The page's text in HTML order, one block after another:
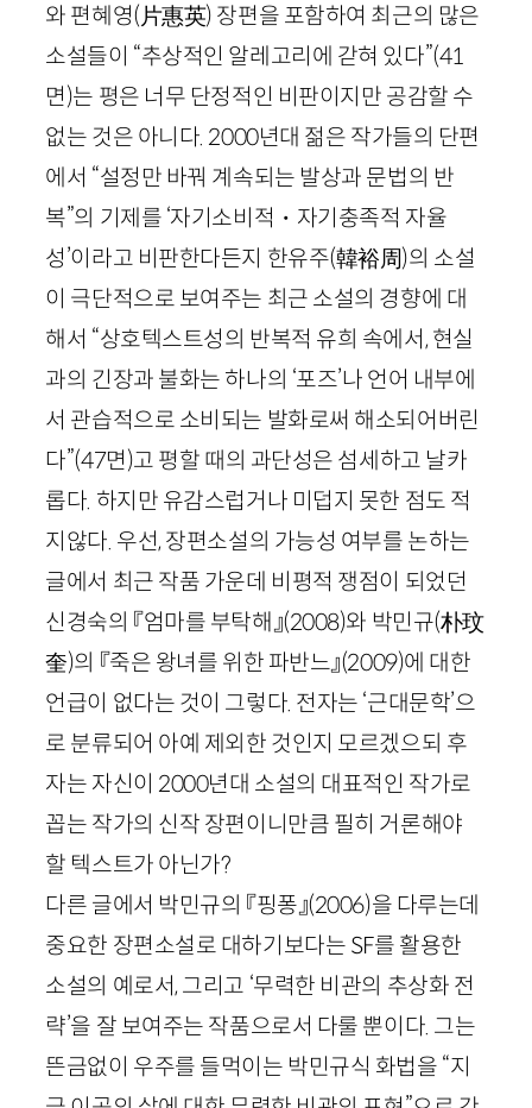
와 편혜영(片惠英) 장편을 포함하여 최근의 많은
소설들이 “추상적인 알레고리에 갇혀 있다”(41
면)는 평은 너무 단정적인 비판이지만 공감할 수
없는 것은 아니다. 2000년대 젊은 작가들의 단편
에서 “설정만 바꿔 계속되는 발상과 문법의 반
복”의 기제를 ‘자기소비적・자기충족적 자율
성’이라고 비판한다든지 한유주(韓裕周)의 소설
이 극단적으로 보여주는 최근 소설의 경향에 대
해서 “상호텍스트성의 반복적 유희 속에서, 현실
과의 긴장과 불화는 하나의 ‘포즈’나 언어 내부에
서 관습적으로 소비되는 발화로써 해소되어버린
다”(47면)고 평할 때의 과단성은 섬세하고 날카
롭다. 하지만 유감스럽거나 미덥지 못한 점도 적
지않다. 우선, 장편소설의 가능성 여부를 논하는
글에서 최근 작품 가운데 비평적 쟁점이 되었던
신경숙의 『엄마를 부탁해』(2008)와 박민규(朴玟
奎)의 『죽은 왕녀를 위한 파반느』(2009)에 대한
언급이 없다는 것이 그렇다. 전자는 ‘근대문학’으
로 분류되어 아예 제외한 것인지 모르겠으되 후
자는 자신이 2000년대 소설의 대표적인 작가로
꼽는 작가의 신작 장편이니만큼 필히 거론해야
할 텍스트가 아닌가?
다른 글에서 박민규의 『핑퐁』(2006)을 다루는데
중요한 장편소설로 대하기보다는 SF를 활용한
소설의 예로서, 그리고 ‘무력한 비관의 추상화 전
략’을 잘 보여주는 작품으로서 다룰 뿐이다. 그는
뜬금없이 우주를 들먹이는 박민규식 화법을 “지